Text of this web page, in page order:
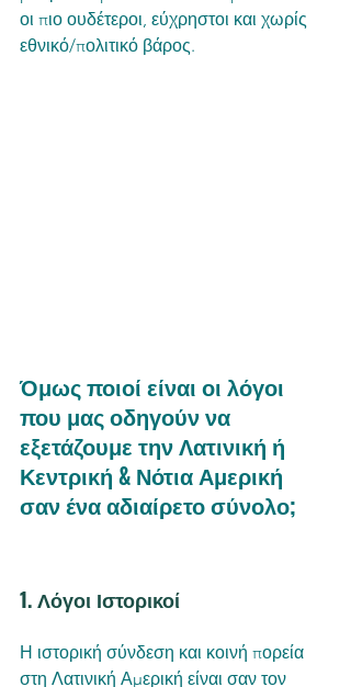
οι πιο ουδέτεροι, εύχρηστοι και χωρίς
εθνικό/πολιτικό βάρος.
Όμως ποιοί είναι οι λόγοι
που μας οδηγούν να
εξετάζουμε την Λατινική ή
Κεντρική & Νότια Αμερική
σαν ένα αδιαίρετο σύνολο;
1. Λόγοι Ιστορικοί
Η ιστορική σύνδεση και κοινή πορεία
στη Λατινική Αμερική είναι σαν τον